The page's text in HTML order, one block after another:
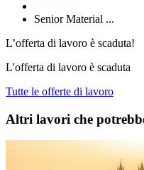
Senior Material ...
L’offerta di lavoro è scaduta!
L'offerta di lavoro è scaduta
Tutte le offerte di lavoro
Altri lavori che